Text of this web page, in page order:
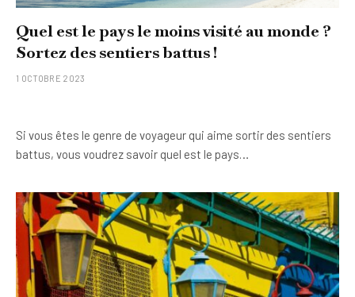
Quel est le pays le moins visité au monde ?
Sortez des sentiers battus !
1 OCTOBRE 2023
Si vous êtes le genre de voyageur qui aime sortir des sentiers
battus, vous voudrez savoir quel est le pays…